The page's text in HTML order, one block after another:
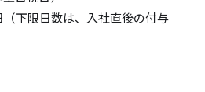
下限日数は、入社直後の付与